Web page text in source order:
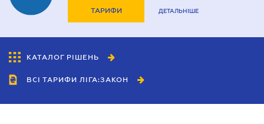
ТАРИФИ ДЕТАЛЬНІШЕ
КАТАЛОГ РІШЕНЬ
ВСІ ТАРИФИ ЛІГА:ЗАКОН